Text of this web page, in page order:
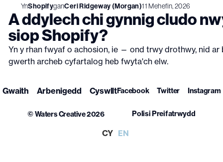
YnShopifyganCeri Ridgeway (Morgan)11 Mehefin, 2026
A ddylech chi gynnig cludo
siop Shopify?
Yn y rhan fwyaf o achosion, ie — ond trwy drothwy, nid
gwerth archeb cyfartalog heb fwyta'ch elw.
Gwaith Arbenigedd CyswlltFacebook Twitter Instagram
© Waters Creative 2026 Polisi Preifatrwydd
CY EN